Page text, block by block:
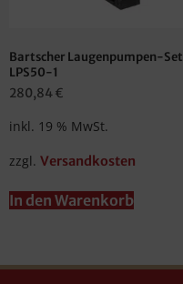
Bartscher Laugenpumpen-Set
LPS50-1
280,84€
inkl. 19 % MwSt.
zzgl. Versandkosten
In den Warenkorb